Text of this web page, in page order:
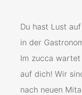
Du hast Lust
in der
Im zucca
auf dich! Wir
nach neuen